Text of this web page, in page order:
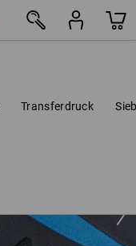
Transferdruck